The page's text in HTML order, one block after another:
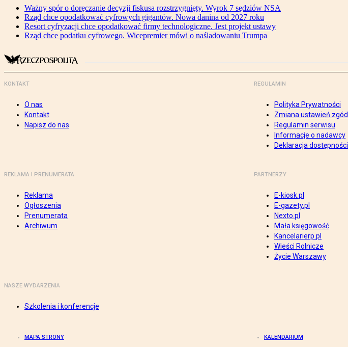
Ważny spór o doręczanie decyzji fiskusa rozstrzygnięty. Wyrok 7 sędziów NSA
Rząd chce opodatkować cyfrowych gigantów. Nowa danina od 2027 roku
Resort cyfryzacji chce opodatkować firmy technologiczne. Jest projekt ustawy
Rząd chce podatku cyfrowego. Wicepremier mówi o naśladowaniu Trumpa
KONTAKT
O nas
Kontakt
Napisz do nas
REGULAMIN
Polityka Prywatności
Zmiana ustawień zgód
Regulamin serwisu
Informacje o nadawcy
Deklaracja dostępności
REKLAMA I PRENUMERATA
Reklama
Ogłoszenia
Prenumerata
Archiwum
PARTNERZY
E-kiosk.pl
E-gazety.pl
Nexto.pl
Mała księgowość
Kancelarierp.pl
Wieści Rolnicze
Życie Warszawy
NASZE WYDARZENIA
Szkolenia i konferencje
MAPA STRONY KALENDARIUM